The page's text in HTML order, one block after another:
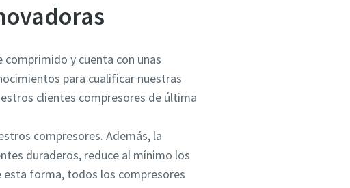
comprimido y cuenta con unas
para cualificar nuestras
clientes compresores de última
compresores. Además, la
duraderos, reduce al mínimo los
forma, todos los compresores